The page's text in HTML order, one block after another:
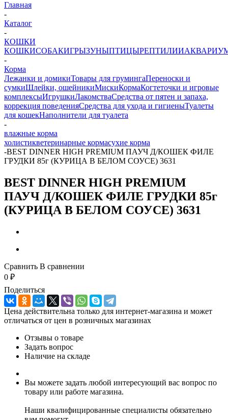
Главная
-
Каталог
-
КОШКИ
КОШКИСОБАКИГРЫЗУНЫПТИЦЫРЕПТИЛИИ
-
Корма
Лежанки и домикиТовары для грумингаПереноски и
сумкиШлейки, ошейникиМискиКормаКогтеточки и игровые
комплексыИгрушкиЛакомстваСредства от пятен и запаха,
коррекция поведенияСредства для ухода и гигиеныТуалеты
для кошекНаполнители для туалета
-
влажные корма
холистикветеринарные кормасухие корма
-BEST DINNER HIGH PREMIUM ПАУЧ Д/КОШЕК ФИЛЕ
ГРУДКИ 85г (КУРИЦА В БЕЛОМ СОУСЕ) 3631
BEST DINNER HIGH PREMIUM
ПАУЧ Д/КОШЕК ФИЛЕ ГРУДКИ 85г
(КУРИЦА В БЕЛОМ СОУСЕ) 3631
Сравнить В сравнении
0 ₽
Поделиться
Цена действительна только для интернет-магазина и может
отличаться от цен в розничных магазинах
Отзывы о товаре
Задать вопрос
Наличие на складе
Вы можете задать любой интересующий вас вопрос по
товару или работе магазина.
Наши квалифицированные специалисты обязательно